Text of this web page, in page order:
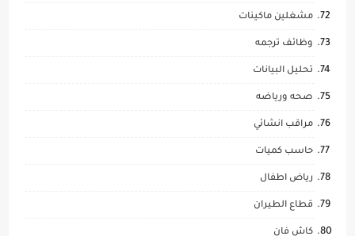
مشغلين ماكينات
وظائف ترجمه
تحليل البيانات
صحه ورياضه
مراقب انشائي
حاسب كميات
رياض اطفال
قطاع الطيران
كاش فان